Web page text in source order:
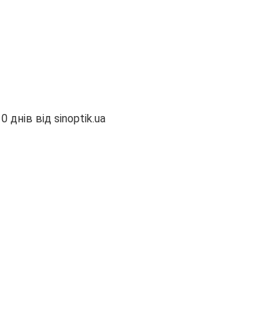
днів від sinoptik.ua